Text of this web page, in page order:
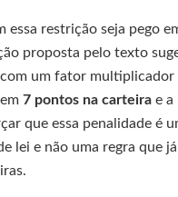
essa restrição seja pego
proposta pelo texto
com um fator multiplicador
7 pontos na carteira e a
que essa penalidade é
lei e não uma regra que